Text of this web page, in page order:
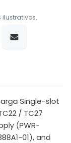
Single-slot
/ TC27
(PWR-
01), and